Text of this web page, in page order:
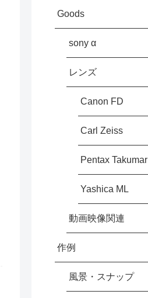
Goods
sony α
レンズ
Canon FD
Carl Zeiss
Pentax Takumar
Yashica ML
動画映像関連
作例
風景・スナップ